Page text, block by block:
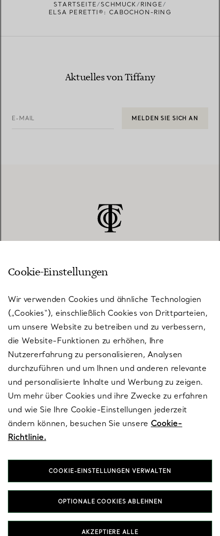
STARTSEITE SCHMUCK
RINGE
ELSA PERETTI®: CABOCHON-RING
Aktuelles von Tiffany
E-MAIL MELDEN SIE SICH AN
KUNDENSERVICE
SERVICES
ÜBER TIFFANY & CO.
RECHTLICHE HINWEISE
FOLGEN SIE UNS
T&Co. 2026
Cookie-Einstellungen
Wir verwenden Cookies und ähnliche Technologien
(„Cookies“), einschließlich Cookies von Drittparteien,
um unsere Website zu betreiben und zu verbessern,
die Website-Funktionen zu erhöhen, Ihre
Nutzererfahrung zu personalisieren, Analysen
durchzuführen und um Ihnen und anderen relevante
und personalisierte Inhalte und Werbung zu zeigen.
Um mehr über Cookies und ihre Zwecke zu erfahren
und wie Sie Ihre Cookie-Einstellungen jederzeit
ändern können, besuchen Sie unsere Cookie-
Richtlinie.
COOKIE-EINSTELLUNGEN VERWALTEN
OPTIONALE COOKIES ABLEHNEN
AKZEPTIERE ALLE